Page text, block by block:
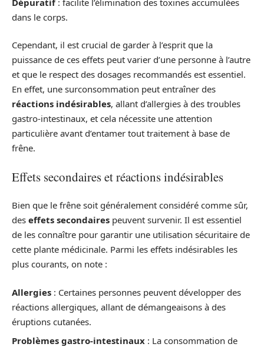
dans le corps.
Cependant, il est crucial de garder à l’esprit que la
puissance de ces effets peut varier d’une personne à l’autre
et que le respect des dosages recommandés est essentiel.
En effet, une surconsommation peut entraîner des
réactions indésirables, allant d’allergies à des troubles
gastro-intestinaux, et cela nécessite une attention
particulière avant d’entamer tout traitement à base de
frêne.
Effets secondaires et réactions indésirables
Bien que le frêne soit généralement considéré comme sûr,
des effets secondaires peuvent survenir. Il est essentiel
de les connaître pour garantir une utilisation sécuritaire de
cette plante médicinale. Parmi les effets indésirables les
plus courants, on note :
Allergies : Certaines personnes peuvent développer des
réactions allergiques, allant de démangeaisons à des
éruptions cutanées.
Problèmes gastro-intestinaux : La consommation de